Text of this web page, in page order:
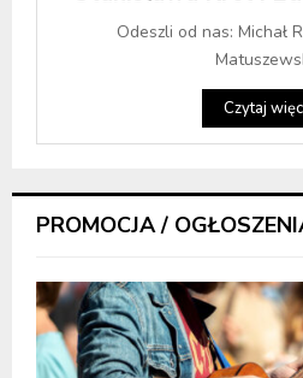
Odeszli od nas: Michał
Czytaj
PROMOCJA /